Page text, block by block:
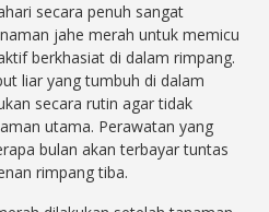
secara penuh sangat
jahe merah untuk memicu
berkhasiat di dalam rimpang.
liar yang tumbuh di dalam
secara rutin agar tidak
utama. Perawatan yang
bulan akan terbayar tuntas
rimpang tiba.